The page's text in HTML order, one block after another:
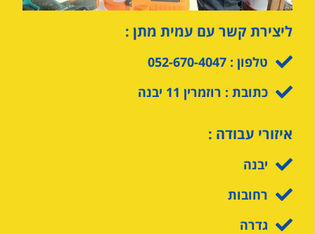
ליצירת קשר עם עמית מתן :
טלפון : 052-670-4047
כתובת : רוזמרין 11 יבנה
איזורי עבודה :
יבנה
רחובות
גדרה